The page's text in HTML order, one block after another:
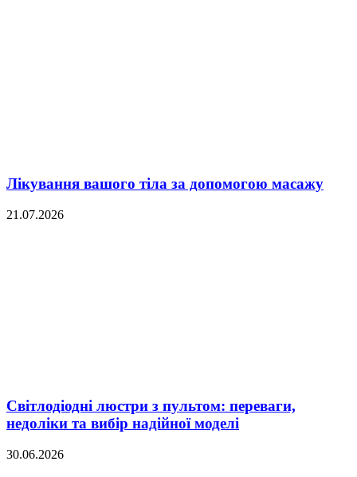
Лікування вашого тіла за допомогою масажу
21.07.2026
Світлодіодні люстри з пультом: переваги,
недоліки та вибір надійної моделі
30.06.2026